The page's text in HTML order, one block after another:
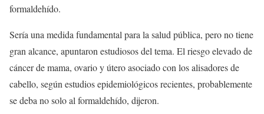
formaldehído.
Sería una medida fundamental para la salud pública, pero no tiene
gran alcance, apuntaron estudiosos del tema. El riesgo elevado de
cáncer de mama, ovario y útero asociado con los alisadores de
cabello, según estudios epidemiológicos recientes, probablemente
se deba no solo al formaldehído, dijeron.